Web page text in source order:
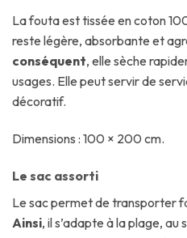
La fouta est tissée en coton
reste légère, absorbante et
conséquent, elle sèche
usages. Elle peut servir de
décoratif.
Dimensions : 100 × 200 cm.
Le sac assorti
Le sac permet de transporter
Ainsi, il s’adapte à la plage,